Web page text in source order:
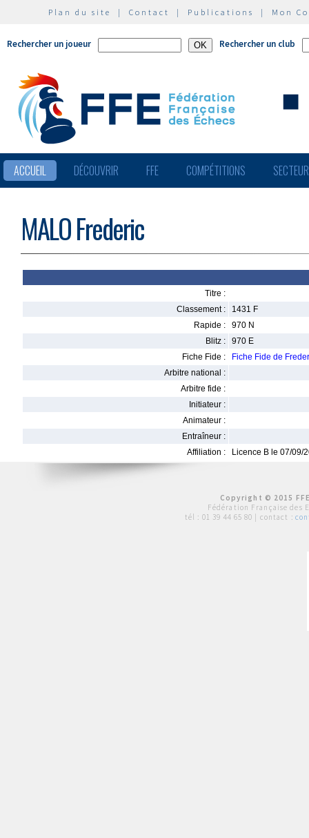
Plan du site | Contact | Publications | Mon
Rechercher un joueur Rechercher un club
ACCUEIL DÉCOUVRIR FFE COMPÉTITIONS
MALO Frederic
Titre :
Classement :
1431 F
Rapide :
970 N
Blitz :
970 E
Fiche Fide :
Fiche Fide de
Arbitre national :
Arbitre fide :
Initiateur :
Animateur :
Entraîneur :
Affiliation :
Licence B le 07/09/
Copyright © 2015
Fédération Française des
tél : 01 39 44 65 80 | contact :